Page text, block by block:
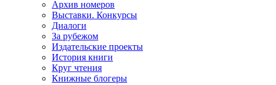
Архив номеров
Выставки. Конкурсы
Диалоги
За рубежом
Издательские проекты
История книги
Круг чтения
Книжные блогеры